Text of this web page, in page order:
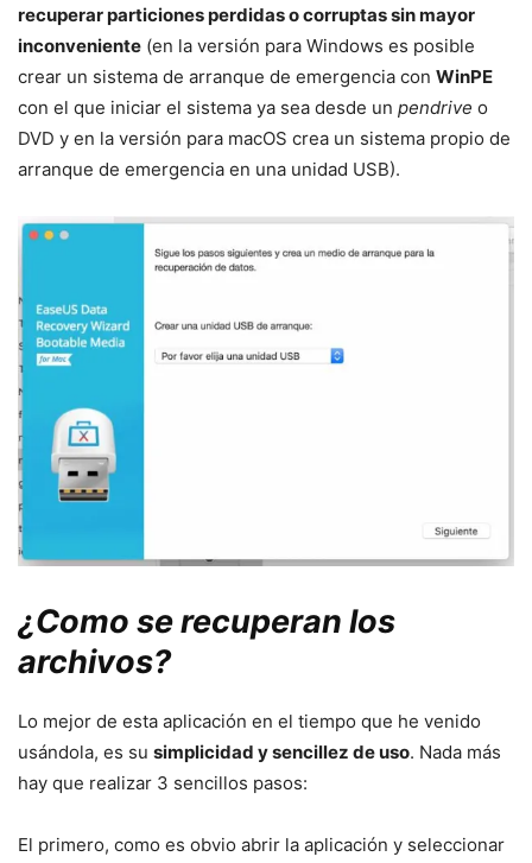
recuperar particiones perdidas o corruptas sin mayor
inconveniente (en la versión para Windows es posible
crear un sistema de arranque de emergencia con WinPE
con el que iniciar el sistema ya sea desde un pendrive o
DVD y en la versión para macOS crea un sistema propio de
arranque de emergencia en una unidad USB).
¿Como se recuperan los
archivos?
Lo mejor de esta aplicación en el tiempo que he venido
usándola, es su simplicidad y sencillez de uso. Nada más
hay que realizar 3 sencillos pasos:
El primero, como es obvio abrir la aplicación y seleccionar